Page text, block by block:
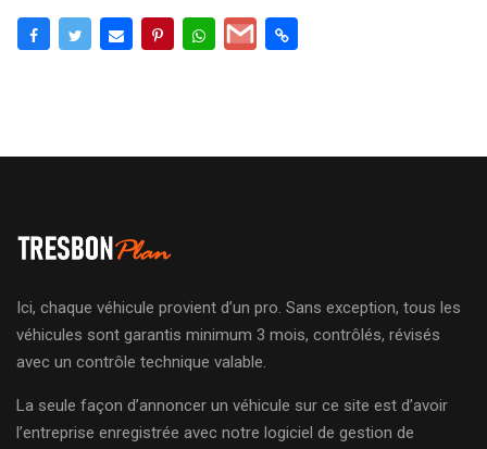
Ici, chaque véhicule provient d’un pro. Sans exception, tous les
véhicules sont garantis minimum 3 mois, contrôlés, révisés
avec un contrôle technique valable.
La seule façon d’annoncer un véhicule sur ce site est d’avoir
l’entreprise enregistrée avec notre logiciel de gestion de